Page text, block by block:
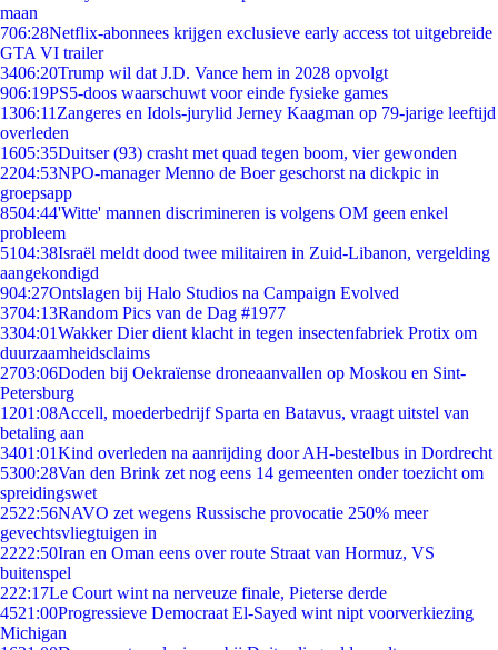
maan
706:28Netflix-abonnees krijgen exclusieve early access tot uitgebreide
GTA VI trailer
3406:20Trump wil dat J.D. Vance hem in 2028 opvolgt
906:19PS5-doos waarschuwt voor einde fysieke games
1306:11 Zangeres en Idols-jurylid Jerney Kaagman op 79-jarige leeftijd
overleden
1605:35Duitser (93) crasht met quad tegen boom, vier gewonden
2204:53NPO-manager Menno de Boer geschorst na dickpic in
groepsapp
8504:44'Witte' mannen discrimineren is volgens OM geen enkel
probleem
5104:38Israël meldt dood twee militairen in Zuid-Libanon, vergelding
aangekondigd
904:27Ontslagen bij Halo Studios na Campaign Evolved
3704:13Random Pics van de Dag #1977
3304:01Wakker Dier dient klacht in tegen insectenfabriek Protix om
duurzaamheidsclaims
2703:06Doden bij Oekraïense droneaanvallen op Moskou en Sint-
Petersburg
1201:08Accell, moederbedrijf Sparta en Batavus, vraagt uitstel van
betaling aan
3401:01Kind overleden na aanrijding door AH-bestelbus in Dordrecht
5300:28Van den Brink zet nog eens 14 gemeenten onder toezicht om
spreidingswet
2522:56NAVO zet wegens Russische provocatie 250% meer
gevechtsvliegtuigen in
2222:50Iran en Oman eens over route Straat van Hormuz, VS
buitenspel
222:17Le Court wint na nerveuze finale, Pieterse derde
4521:00Progressieve Democraat El-Sayed wint nipt voorverkiezing
Michigan